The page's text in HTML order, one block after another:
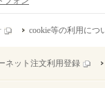
cookie等の利用につ
ネット注文利用登録